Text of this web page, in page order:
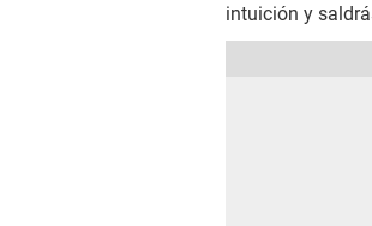
intuición y